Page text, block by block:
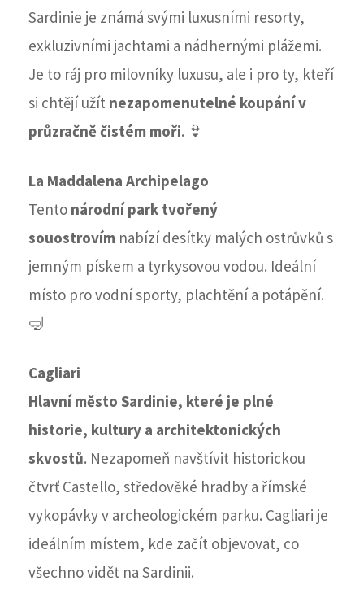
Sardinie je známá svými luxusními resorty,
exkluzivními jachtami a nádhernými plážemi.
Je to ráj pro milovníky luxusu, ale i pro ty, kteří
si chtějí užít nezapomenutelné koupání v
průzračně čistém moři. 👙
La Maddalena Archipelago
Tento národní park tvořený
souostrovím nabízí desítky malých ostrůvků s
jemným pískem a tyrkysovou vodou. Ideální
místo pro vodní sporty, plachtění a potápění.
🤿
Cagliari
Hlavní město Sardinie, které je plné
historie, kultury a architektonických
skvostů. Nezapomeň navštívit historickou
čtvrť Castello, středověké hradby a římské
vykopávky v archeologickém parku. Cagliari je
ideálním místem, kde začít objevovat, co
všechno vidět na Sardinii.